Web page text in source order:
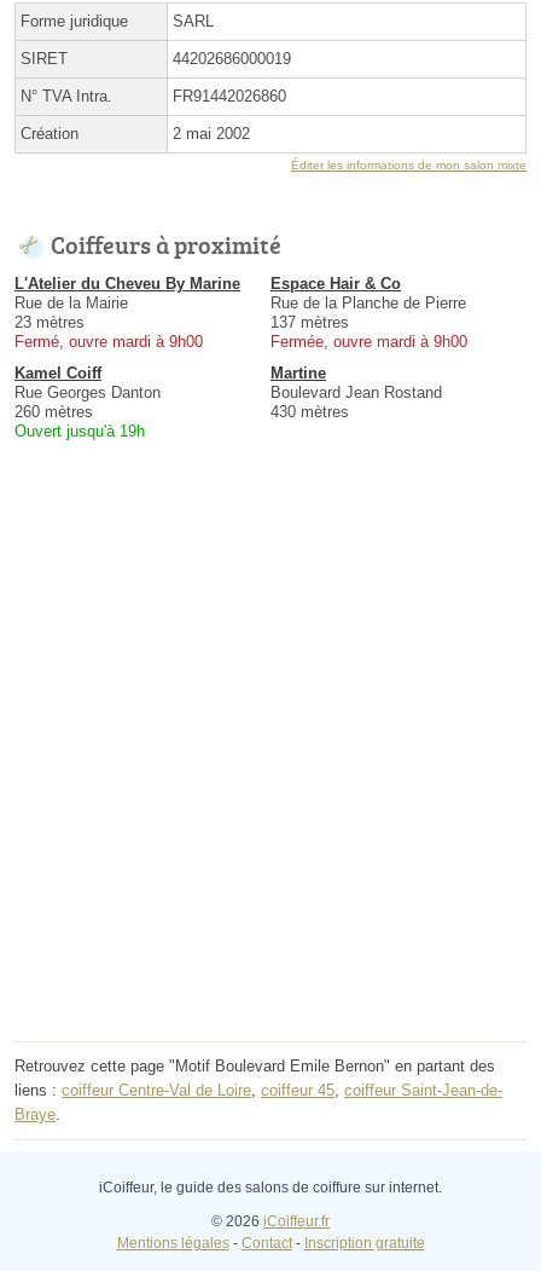
Forme juridique SARL
SIRET 44202686000019
N° TVA Intra. FR91442026860
Création 2 mai 2002
Éditer les informations de mon salon mixte
Coiffeurs à proximité
L'Atelier du Cheveu By Marine
Rue de la Mairie
23 mètres
Fermé, ouvre mardi à 9h00
Espace Hair & Co
Rue de la Planche de Pierre
137 mètres
Fermée, ouvre mardi à 9h00
Kamel Coiff
Rue Georges Danton
260 mètres
Ouvert jusqu'à 19h
Martine
Boulevard Jean Rostand
430 mètres
Retrouvez cette page "Motif Boulevard Emile Bernon" en partant des
liens : coiffeur Centre-Val de Loire coiffeur 45 coiffeur Saint-Jean-de-
Braye
iCoiffeur, le guide des salons de coiffure sur internet.
© 2026 iCoiffeur.fr
Mentions légales- Contact- Inscription gratuite